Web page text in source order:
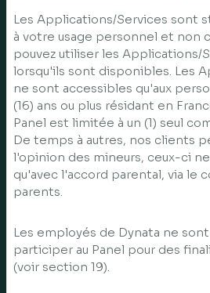
Les Applications/Services sont
à votre usage personnel et non
pouvez utiliser les Applications/
lorsqu'ils sont disponibles. Les
ne sont accessibles qu'aux
(16) ans ou plus résidant en
Panel est limitée à un (1) seul
De temps à autres, nos clients
l'opinion des mineurs, ceux-ci
qu'avec l'accord parental, via le
parents.
Les employés de Dynata ne
participer au Panel pour des
(voir section 19).